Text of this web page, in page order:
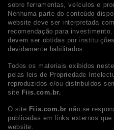
sobre ferramentas, veículos e
Nenhuma parte do conteúdo
website deve ser interpretada
recomendação para
devem ser obtidas por
devidamente habilitados.
Todos os materiais exibidos
pelas leis de Propriedade
reproduzidos e/ou distribuídos
site Fiis.com.br.
O site Fiis.com.br não se
publicadas em links externos
website.